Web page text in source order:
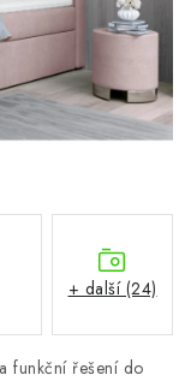
funkční řešení do
+ další (24)